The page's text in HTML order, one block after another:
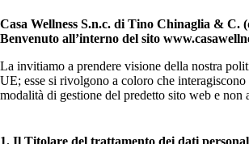
Casa Wellness S.n.c. di Tino Chinaglia & C.
Benvenuto all’interno del sito
La invitiamo a prendere visione della nostra
UE; esse si rivolgono a coloro che
modalità di gestione del predetto sito web e
1. Il Titolare del trattamento dei dati